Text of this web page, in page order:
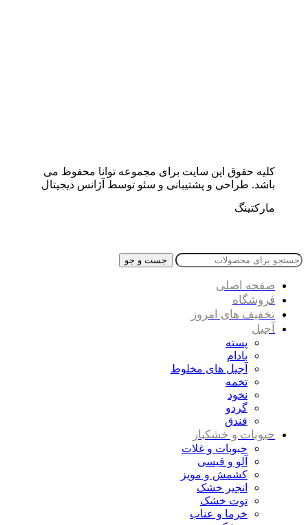
کلیه حقوق این سایت برای مجموعه توانا محفوظ می
باشد. طراحی و پشتیبانی و سئو توسط آژانس دیجیتال
مارکتینگ
جست و جو
صفحه اصلی
فروشگاه
تخفیف های امروز
آجیل
پسته
بادام
آجیل های مخلوط
تخمه
نخود
گردو
فندق
حبوبات و خشکبار
حبوبات و غلات
آلو و قیسی
کشمش و مویز
انجیر خشک
توت خشک
خرما و عناب